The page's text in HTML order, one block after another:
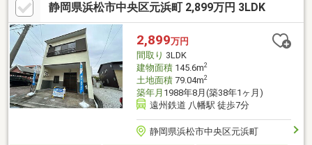
静岡県浜松市中央区元浜町 2,899万円 3LDK
2,899万円
間取り 3LDK
建物面積145.6m2
土地面積79.04m2
築年月 1988年8月(築38年1ヶ月)
遠州鉄道 八幡駅 徒歩7分
静岡県浜松市中央区元浜町